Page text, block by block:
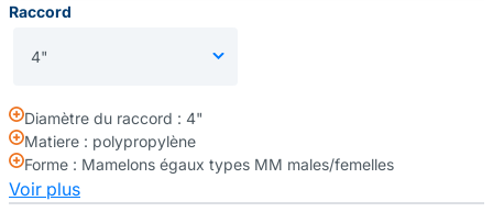
Diamètre du raccord : 4"
Matiere : polypropylène
Forme : Mamelons égaux types MM males/femelles
Voir plus
Raccord